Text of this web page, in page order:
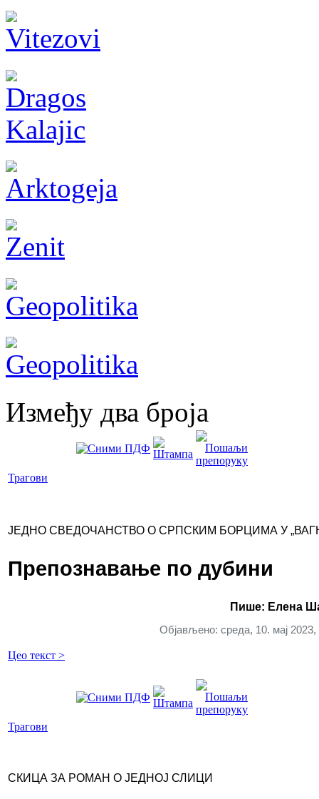
Између два броја
Трагови
ЈЕДНО СВЕДОЧАНСТВО О СРПСКИМ БОРЦИМА У
Препознавање по дубини
Пише: Елена
Објављено: среда, 10. мај 2023,
Цео текст >
Трагови
СКИЦА ЗА РОМАН О ЈЕДНОЈ СЛИЦИ